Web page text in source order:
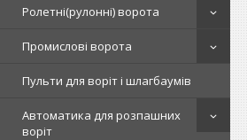
Ролетні(рулонні) ворота
Промислові ворота
Пульти для воріт і шлагбаумів
Автоматика для розпашних
воріт